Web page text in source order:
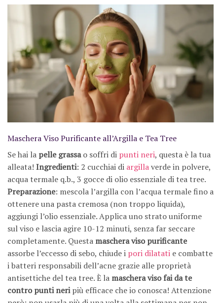
Maschera Viso Purificante all’Argilla e Tea Tree
Se hai la pelle grassao soffri di punti neri, questa è la tua
alleata! Ingredienti: 2 cucchiai di argillaverde in polvere,
acqua termale q.b., 3 gocce di olio essenziale di tea tree.
Preparazione: mescola l’argilla con l’acqua termale fino a
ottenere una pasta cremosa (non troppo liquida),
aggiungi l’olio essenziale. Applica uno strato uniforme
sul viso e lascia agire 10-12 minuti, senza far seccare
completamente. Questa maschera viso purificante
assorbe l’eccesso di sebo, chiude i pori dilatati e combatte
i batteri responsabili dell’acne grazie alle proprietà
antisettiche del tea tree. È la maschera viso fai da te
contro punti neripiù efficace che io conosca! Attenzione